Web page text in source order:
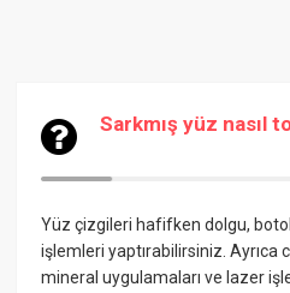
Sarkmış yüz nasıl
Yüz çizgileri hafifken dolgu,
işlemleri yaptırabilirsiniz. Ayrıca
mineral uygulamaları ve lazer